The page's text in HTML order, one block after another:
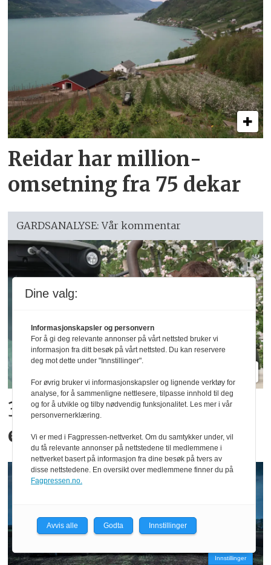
Reidar har million­
omsetning fra 75 dekar
GARDSANALYSE: Vår kommentar
300 kroner timen med
epler og moreller
Innstillinger
Dine valg:
Informasjonskapsler og personvern
For å gi deg relevante annonser på vårt nettsted bruker vi
informasjon fra ditt besøk på vårt nettsted. Du kan reservere
deg mot dette under "Innstillinger".
For øvrig bruker vi informasjonskapsler og lignende verktøy for
analyse, for å sammenligne nettlesere, tilpasse innhold til deg
og for å utvikle og tilby nødvendig funksjonalitet. Les mer i vår
personvernerklæring.
Vi er med i Fagpressen-nettverket. Om du samtykker under, vil
du få relevante annonser på nettstedene til medlemmene i
nettverket basert på informasjon fra dine besøk på tvers av
disse nettstedene. En oversikt over medlemmene finner du på
Fagpressen.no.
Avvis alle Godta Innstillinger